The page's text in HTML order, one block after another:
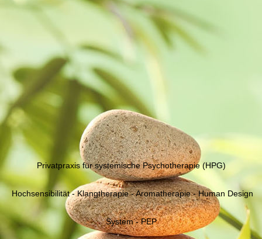
Privatpraxis für systemische Psychotherapie (HPG)
Hochsensibilität - Klangtherapie - Aromatherapie - Human Design
System - PEP